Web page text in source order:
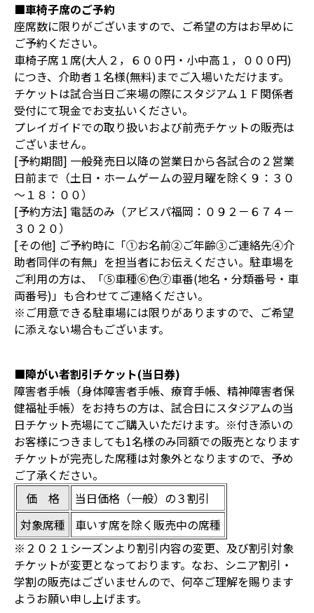
■車椅子席のご予約
座席数に限りがございますので、ご希望の方はお早めに
ご予約ください。
車椅子席１席(大人２，６００円・小中高１，０００円)
につき、介助者１名様(無料)までご入場いただけます。
チケットは試合当日ご来場の際にスタジアム１Ｆ関係者
受付にて現金でお支払いください。
プレイガイドでの取り扱いおよび前売チケットの販売は
ございません。
[予約期間] 一般発売日以降の営業日から各試合の２営業
日前まで（土日・ホームゲームの翌月曜を除く９：３０
～１８：００）
[予約方法] 電話のみ（アビスパ福岡：０９２－６７４－
３０２０）
[その他] ご予約時に「①お名前②ご年齢③ご連絡先④介
助者同伴の有無」を担当者にお伝えください。駐車場を
ご利用の方は、「⑤車種⑥色⑦車番(地名・分類番号・車
両番号)」も合わせてご連絡ください。
※ご用意できる駐車場には限りがありますので、ご希望
に添えない場合もございます。
■障がい者割引チケット(当日券)
障害者手帳（身体障害者手帳、療育手帳、精神障害者保
健福祉手帳）をお持ちの方は、試合日にスタジアムの当
日チケット売場にてご購入いただけます。※付き添いの
お客様につきましても1名様のみ同額での販売となります
チケットが完売した席種は対象外となりますので、予め
ご了承ください。
価 格
当日価格（一般）の３割引
対象席種
車いす席を除く販売中の席種
※２０２１シーズンより割引内容の変更、及び割引対象
チケットが変更となっております。なお、シニア割引・
学割の販売はございませんので、何卒ご理解を賜ります
ようお願い申し上げます。